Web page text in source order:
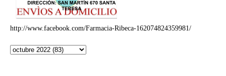
http://www.facebook.com/Farmacia-Ribeca-162074824359981/